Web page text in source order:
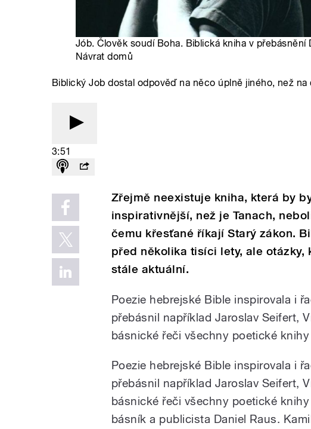
Jób. Člověk soudí Boha. Biblická kniha v přebásnění
Návrat domů
Biblický Job dostal odpověď na něco úplně jiného, než na
3:51
Zřejmě neexistuje kniha, která by
inspirativnější, než je Tanach,
čemu křesťané říkají Starý zákon.
před několika tisíci lety, ale otázky,
stále aktuální.
Poezie hebrejské Bible inspirovala i
přebásnil například Jaroslav Seifert,
básnické řeči všechny poetické knihy
Poezie hebrejské Bible inspirovala i
přebásnil například Jaroslav Seifert,
básnické řeči všechny poetické
básník a publicista Daniel Raus.